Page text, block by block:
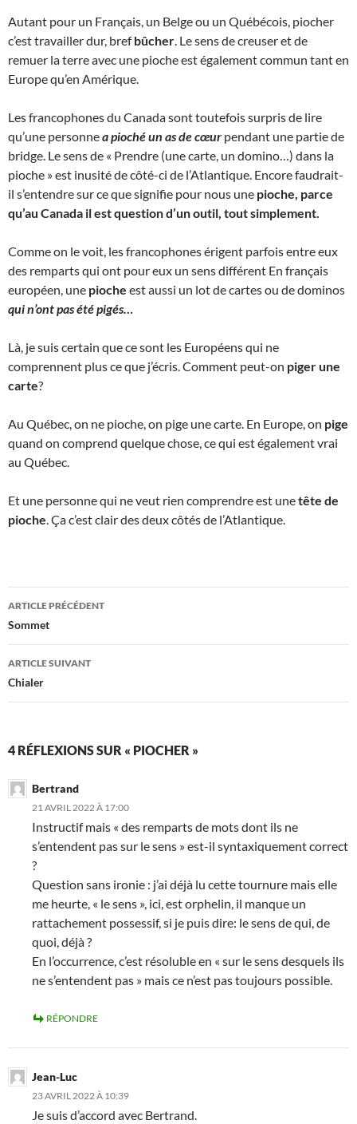
Autant pour un Français, un Belge ou un Québécois, piocher
c’est travailler dur, brefbûcher. Le sens de creuser et de
remuer la terre avec une pioche est également commun tant en
Europe qu’en Amérique.
Les francophones du Canada sont toutefois surpris de lire
qu’une personnea pioché un as de cœur pendant une partie de
bridge. Le sens de « Prendre (une carte, un domino…) dans la
pioche » est inusité de côté-ci de l’Atlantique. Encore faudrait-
il s’entendre sur ce que signifie pour nous une pioche, parce
qu’au Canada il est question d’un outil, tout simplement.
Comme on le voit, les francophones érigent parfois entre eux
des remparts qui ont pour eux un sens différent En français
européen, une pioche est aussi un lot de cartes ou de dominos
qui n’ont pas été pigés…
Là, je suis certain que ce sont les Européens qui ne
comprennent plus ce que j’écris. Comment peut-on piger une
carte?
Au Québec, on ne pioche, on pige une carte. En Europe, on pige
quand on comprend quelque chose, ce qui est également vrai
au Québec.
Et une personne qui ne veut rien comprendre est unetête de
pioche. Ça c’est clair des deux côtés de l’Atlantique.
Navigation
des
articles
ARTICLE PRÉCÉDENT
Sommet
ARTICLE SUIVANT
Chialer
4 RÉFLEXIONS SUR « PIOCHER »
Bertrand
21 AVRIL 2022 À 17:00
Instructif mais « des remparts de mots dont ils ne
s’entendent pas sur le sens » est-il syntaxiquement correct
?
Question sans ironie : j’ai déjà lu cette tournure mais elle
me heurte, « le sens », ici, est orphelin, il manque un
rattachement possessif, si je puis dire: le sens de qui, de
quoi, déjà ?
En l’occurrence, c’est résoluble en « sur le sens desquels ils
ne s’entendent pas » mais ce n’est pas toujours possible.
RÉPONDRE
Jean-Luc
23 AVRIL 2022 À 10:39
Je suis d’accord avec Bertrand.